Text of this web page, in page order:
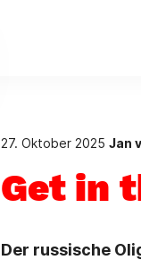
27. Oktober 2025 Jan
Get in
Der russische